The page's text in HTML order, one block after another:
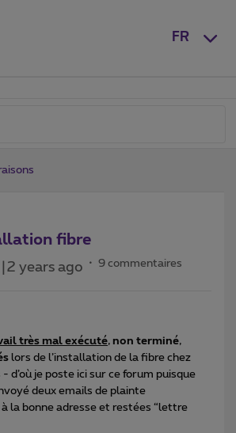
FR
fibre
years ago 9 commentaires
très mal exécuté, non terminé,
lors de l’installation de la fibre chez
d’où je poste ici sur ce forum puisque
deux emails de plainte
la bonne adresse et restées “lettre